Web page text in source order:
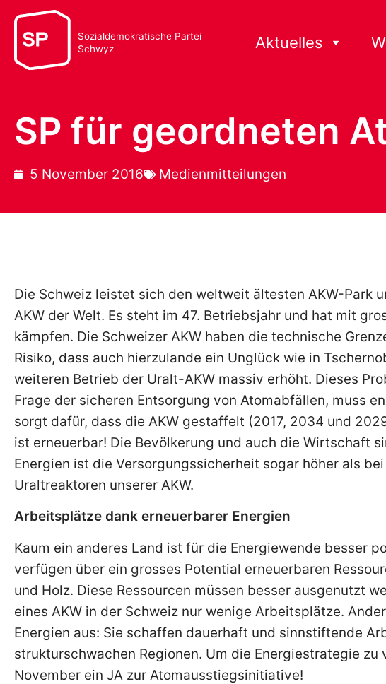
Sozialdemokratische Partei
Schwyz
Aktuelles
SP für geordneten
5 November 2016 Medienmitteilungen
Die Schweiz leistet sich den weltweit ältesten AKW-Park
AKW der Welt. Es steht im 47. Betriebsjahr und hat mit
kämpfen. Die Schweizer AKW haben die technische
Risiko, dass auch hierzulande ein Unglück wie in
weiteren Betrieb der Uralt-AKW massiv erhöht. Dieses
Frage der sicheren Entsorgung von Atomabfällen, muss
sorgt dafür, dass die AKW gestaffelt (2017, 2034 und
ist erneuerbar! Die Bevölkerung und auch die Wirtschaft
Energien ist die Versorgungssicherheit sogar höher als
Uraltreaktoren unserer AKW.
Arbeitsplätze dank erneuerbarer Energien
Kaum ein anderes Land ist für die Energiewende besser
verfügen über ein grosses Potential erneuerbaren
und Holz. Diese Ressourcen müssen besser ausgenutzt
eines AKW in der Schweiz nur wenige Arbeitsplätze.
Energien aus: Sie schaffen dauerhaft und sinnstiftende
strukturschwachen Regionen. Um die Energiestrategie
November ein JA zur Atomausstiegsinitiative!